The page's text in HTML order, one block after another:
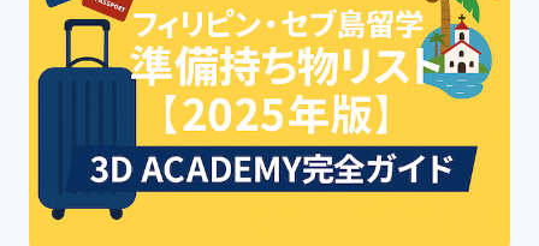
島
留
学
の
徴
を
徹